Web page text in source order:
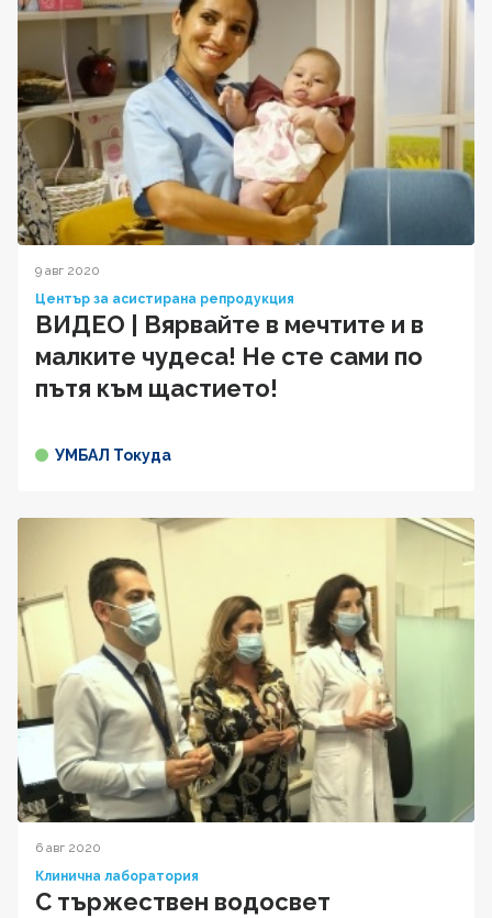
9 авг 2020
Център за асистирана репродукция
ВИДЕО | Вярвайте в мечтите и в
малките чудеса! Не сте сами по
пътя към щастието!
УМБАЛ Токуда
6 авг 2020
Клинична лаборатория
С тържествен водосвет